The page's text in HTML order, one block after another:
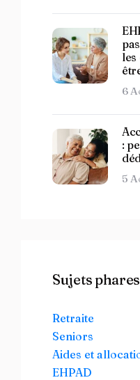
les
6
:
5
Sujets phares
Retraite
Seniors
Aides et
EHPAD